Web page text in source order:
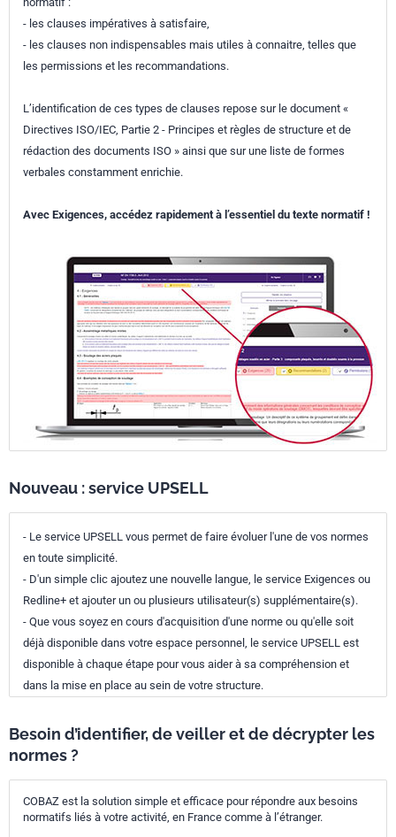
- les clauses impératives à satisfaire,
- les clauses non indispensables mais utiles à connaitre, telles que
les permissions et les recommandations.
L’identification de ces types de clauses repose sur le document «
Directives ISO/IEC, Partie 2 - Principes et règles de structure et de
rédaction des documents ISO » ainsi que sur une liste de formes
verbales constamment enrichie.
Avec Exigences, accédez rapidement à l’essentiel du texte normatif !
Nouveau : service UPSELL
- Le service UPSELL vous permet de faire évoluer l'une de vos normes
en toute simplicité.
- D'un simple clic ajoutez une nouvelle langue, le service Exigences ou
Redline+ et ajouter un ou plusieurs utilisateur(s) supplémentaire(s).
- Que vous soyez en cours d'acquisition d'une norme ou qu'elle soit
déjà disponible dans votre espace personnel, le service UPSELL est
disponible à chaque étape pour vous aider à sa compréhension et
dans la mise en place au sein de votre structure.
Besoin d’identifier, de veiller et de décrypter les
normes ?
COBAZ est la solution simple et efficace pour répondre aux besoins
normatifs liés à votre activité, en France comme à l’étranger.